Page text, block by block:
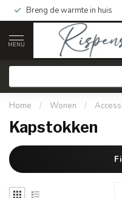
Breng de warmte in huis
MENU
Home / Wonen /
Kapstokken